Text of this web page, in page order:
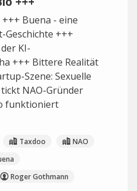
Buena - eine
Geschichte +++
KI-
+++ Bittere Realität
Szene: Sexuelle
NAO-Gründer
funktioniert
Taxdoo
NAO
Roger Gothmann